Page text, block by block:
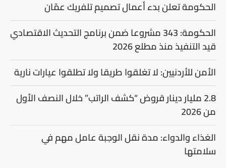
الحكومة تعلن بدء أعمال تصميم تلفريك عمّان
الحكومة: 343 مشروعا ضمن برنامج التحديث الاقتصادي
قيد التنفيذ منذ مطلع 2026
الأمن للأردنيين: لا تغلقوا طريقا ولا تطلقوا عيارات نارية
2.8 مليار دينار قروض “كشف الراتب” خلال النصف الأول
من 2026
الغذاء والدواء: مدة نقل الوجبة عامل مهم في
سلامتها